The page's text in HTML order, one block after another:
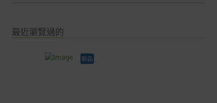
最近瀏覽過的
新品